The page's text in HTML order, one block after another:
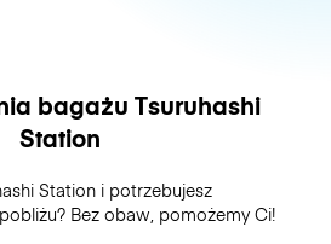
bagażu Tsuruhashi
Station
Station i potrzebujesz
Bez obaw, pomożemy Ci!